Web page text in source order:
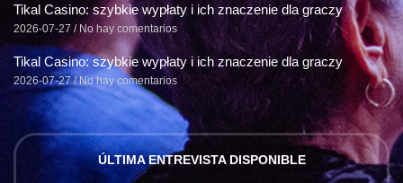
Tikal Casino: szybkie wypłaty i ich znaczenie dla graczy
2026-07-27 No hay comentarios
Tikal Casino: szybkie wypłaty i ich znaczenie dla graczy
2026-07-27 No hay comentarios
ÚLTIMA ENTREVISTA DISPONIBLE